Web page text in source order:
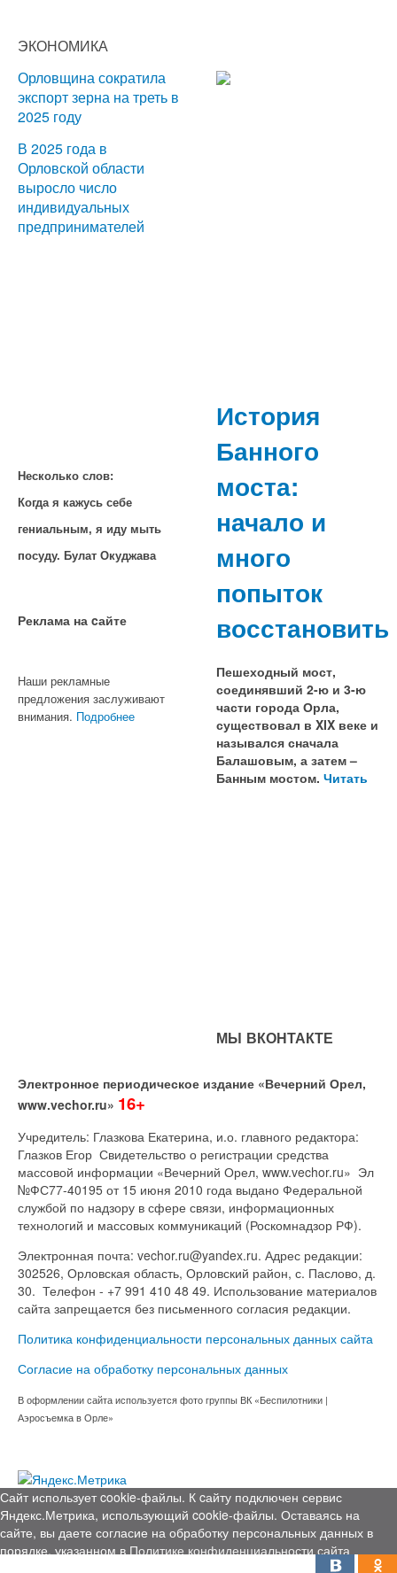
ЭКОНОМИКА
Орловщина сократила
экспорт зерна на треть в
2025 году
В 2025 года в
Орловской области
выросло число
индивидуальных
предпринимателей
Несколько слов:
Когда я кажусь себе
гениальным, я иду мыть
посуду. Булат Окуджава
Реклама на cайте
Наши рекламные
предложения заслуживают
внимания. Подробнее
История
Банного
моста:
начало и
много
попыток
восстановить
Пешеходный мост,
соединявший 2-ю и 3-ю
части города Орла,
существовал в XIX веке и
назывался сначала
Балашовым, а затем –
Банным мостом. Читать
МЫ ВКОНТАКТЕ
Электронное периодическое издание «Вечерний Орел,
www.vechor.ru» 16+
Учредитель: Глазкова Екатерина, и.о. главного редактора:
Глазков Егор Свидетельство о регистрации средства
массовой информации «Вечерний Орел, www.vechor.ru» Эл
№ФС77-40195 от 15 июня 2010 года выдано Федеральной
службой по надзору в сфере связи, информационных
технологий и массовых коммуникаций (Роскомнадзор РФ).
Электронная почта: vechor.ru@yandex.ru. Адрес редакции:
302526, Орловская область, Орловский район, с. Паслово, д.
30. Телефон - +7 991 410 48 49. Использование материалов
сайта запрещается без письменного согласия редакции.
Политика конфиденциальности персональных данных сайта
Согласие на обработку персональных данных
В оформлении сайта используется фото группы ВК «Беспилотники |
Аэросъемка в Орле»
Сайт использует cookie-файлы. К cайту подключен сервис
Яндекс.Метрика, использующий cookie-файлы. Оставаясь на
сайте, вы даете согласие на обработку персональных данных в
порядке, указанном в Политике конфиденциальности сайта